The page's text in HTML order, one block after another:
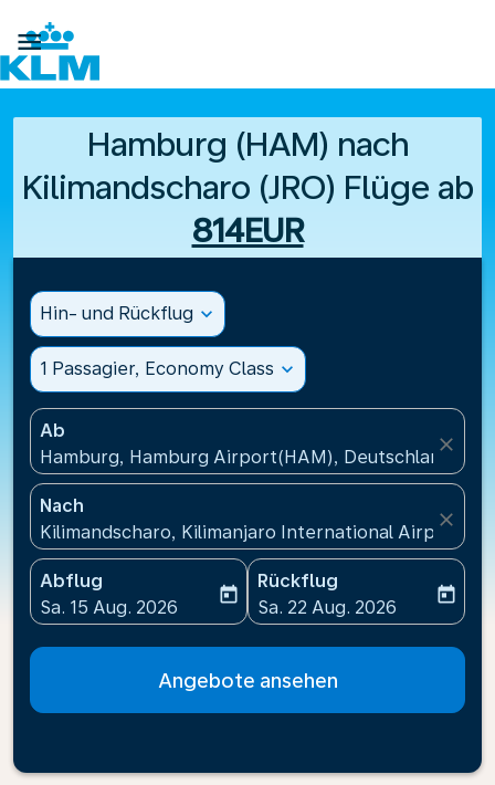

Hamburg (HAM) nach
Kilimandscharo (JRO) Flüge ab
814EUR
Hin- und Rückflug expand_more
1 Passagier, Economy Class expand_more
Ab
Hamburg, Hamburg Airport(HAM), Deutschland
close
Nach
Kilimandscharo, Kilimanjaro International
close
Abflug
fc-booking-departure-date-aria-label
Sa. 15 Aug. 2026
today
Rückflug
fc-booking-return-date-
Sa. 22 Aug. 2026
today
Angebote ansehen